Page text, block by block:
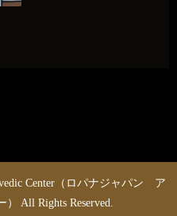
Center（ロパナジャパン ア
All Rights Reserved.